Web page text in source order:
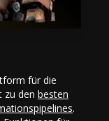
für die
zu den besten
.